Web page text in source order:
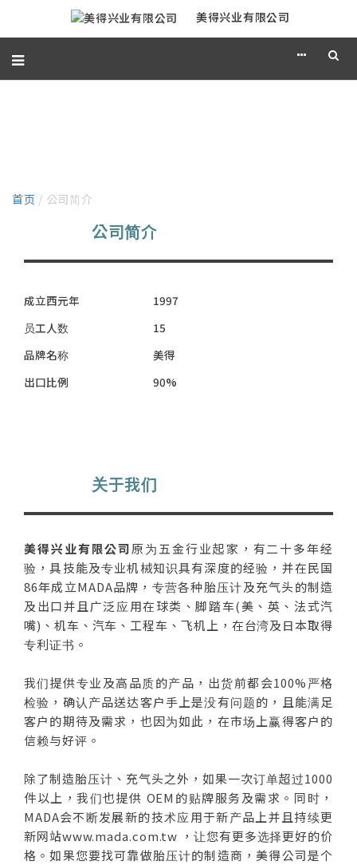
美得兴业有限公司
首页 / 公司简介
公司简介
成立西元年
1997
员工人数
15
品牌名称
美得
出口比例
90%
关于我们
美得兴业有限公司原为五金行业起家，有二十多年经
验，具技能及专业机械知识具有深度的经验，并在民国
86年成立MADA品牌，专营各种胎压计及充气头的制造
及出口并且广泛应用在球类、脚踏车(美、英、法式汽
嘴)、机车、汽车、工程车、飞机上，在台湾及日本取得
专利证书。
我们提供专业及高品质的产品，出货前都会100%严格
检验，确认产品送达客户手上是没有问题的，且能满足
客户的期待及需求，也因为如此，在市场上赢得客户的
信赖与好评。
除了制造胎压计、充气头之外，如果一次订单超过1000
件以上，我们也提供 OEM的贴牌服务及需求。同时，
MADA会不断发展新的技术应用于新产品上并且持续更
新网站www.mada.com.tw ，让您有更多选择更好的价
格。如果您要找可靠做胎压计的制造商，美得公司是个